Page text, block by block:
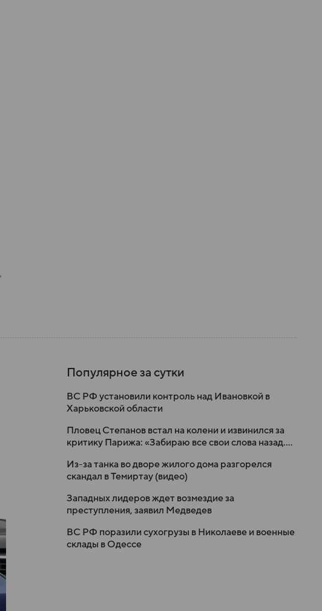
Популярное за сутки
ВС РФ установили контроль над Ивановкой в
Харьковской области
Пловец Степанов встал на колени и извинился за
критику Парижа: «Забираю все свои слова назад.
Из-за танка во дворе жилого дома разгорелся
скандал в Темиртау (видео)
Западных лидеров ждет возмездие за
преступления, заявил Медведев
ВС РФ поразили сухогрузы в Николаеве и военные
склады в Одессе